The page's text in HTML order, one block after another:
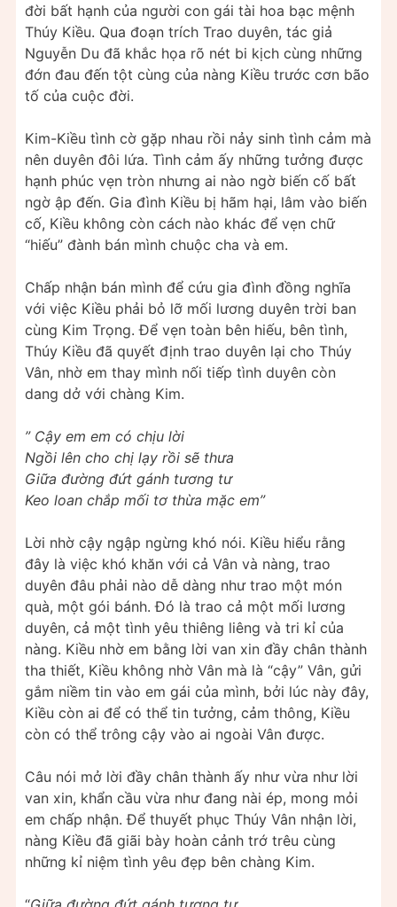
đời bất hạnh của người con gái tài hoa bạc mệnh
Thúy Kiều. Qua đoạn trích Trao duyên, tác giả
Nguyễn Du đã khắc họa rõ nét bi kịch cùng những
đớn đau đến tột cùng của nàng Kiều trước cơn bão
tố của cuộc đời.
Kim-Kiều tình cờ gặp nhau rồi nảy sinh tình cảm mà
nên duyên đôi lứa. Tình cảm ấy những tưởng được
hạnh phúc vẹn tròn nhưng ai nào ngờ biến cố bất
ngờ ập đến. Gia đình Kiều bị hãm hại, lâm vào biến
cố, Kiều không còn cách nào khác để vẹn chữ
“hiếu” đành bán mình chuộc cha và em.
Chấp nhận bán mình để cứu gia đình đồng nghĩa
với việc Kiều phải bỏ lỡ mối lương duyên trời ban
cùng Kim Trọng. Để vẹn toàn bên hiếu, bên tình,
Thúy Kiều đã quyết định trao duyên lại cho Thúy
Vân, nhờ em thay mình nối tiếp tình duyên còn
dang dở với chàng Kim.
” Cậy em em có chịu lời
Ngồi lên cho chị lạy rồi sẽ thưa
Giữa đường đứt gánh tương tư
Keo loan chắp mối tơ thừa mặc em”
Lời nhờ cậy ngập ngừng khó nói. Kiều hiểu rằng
đây là việc khó khăn với cả Vân và nàng, trao
duyên đâu phải nào dễ dàng như trao một món
quà, một gói bánh. Đó là trao cả một mối lương
duyên, cả một tình yêu thiêng liêng và tri kỉ của
nàng. Kiều nhờ em bằng lời van xin đầy chân thành
tha thiết, Kiều không nhờ Vân mà là “cậy” Vân, gửi
gắm niềm tin vào em gái của mình, bởi lúc này đây,
Kiều còn ai để có thể tin tưởng, cảm thông, Kiều
còn có thể trông cậy vào ai ngoài Vân được.
Câu nói mở lời đầy chân thành ấy như vừa như lời
van xin, khẩn cầu vừa như đang nài ép, mong mỏi
em chấp nhận. Để thuyết phục Thúy Vân nhận lời,
nàng Kiều đã giãi bày hoàn cảnh trớ trêu cùng
những kỉ niệm tình yêu đẹp bên chàng Kim.